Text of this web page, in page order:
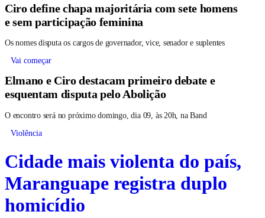
Ciro define chapa majoritária com sete homens
e sem participação feminina
Os nomes disputa os cargos de governador, vice, senador e suplentes
Vai começar
Elmano e Ciro destacam primeiro debate e
esquentam disputa pelo Abolição
O encontro será no próximo domingo, dia 09, às 20h, na Band
Violência
Cidade mais violenta do país,
Maranguape registra duplo
homicídio